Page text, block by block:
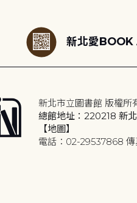
新北愛BOOK
新北市立圖書館 版權所
總館地址：220218 新
【地圖】
電話：02-29537868